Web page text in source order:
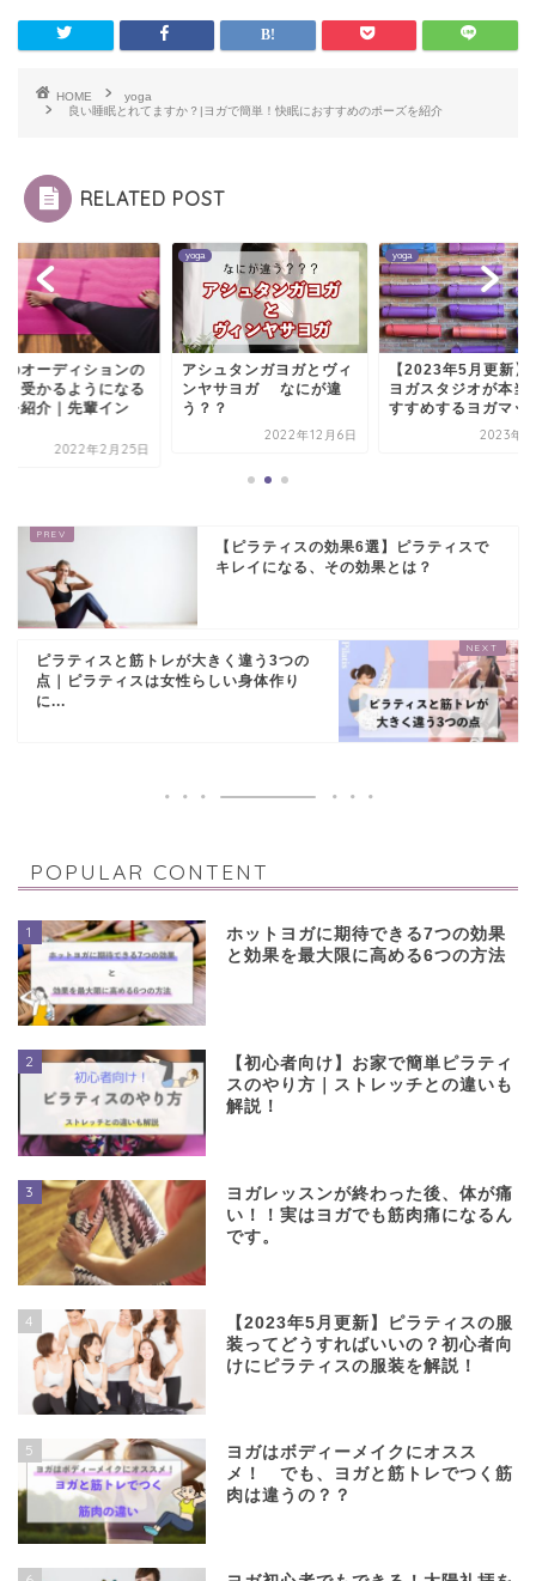
HOME
yoga
良い睡眠とれてますか？|ヨガで簡単！快眠におすすめのポーズを紹介
RELATED POST
ュタンガヨガとヴィ
サヨガ なにが違
？
yoga
【2023年5月更新】老舗
ヨガスタジオが本当にお
すすめするヨガマッ...
2023年5月7日
yoga
ヨガのオーディショ
内容と受かるように
コツを紹介｜先輩イ
【ピラティスの効果6選】ピラティスで
キレイになる、その効果とは？
ピラティスと筋トレが大きく違う3つの
点｜ピラティスは女性らしい身体作り
に...
POPULAR CONTENT
1
ホットヨガに期待できる7つの効果
と効果を最大限に高める6つの方法
2
【初心者向け】お家で簡単ピラティ
スのやり方｜ストレッチとの違いも
解説！
3
ヨガレッスンが終わった後、体が痛
い！！実はヨガでも筋肉痛になるん
です。
4
【2023年5月更新】ピラティスの服
装ってどうすればいいの？初心者向
けにピラティスの服装を解説！
5
ヨガはボディーメイクにオスス
メ！ でも、ヨガと筋トレでつく筋
肉は違うの？？